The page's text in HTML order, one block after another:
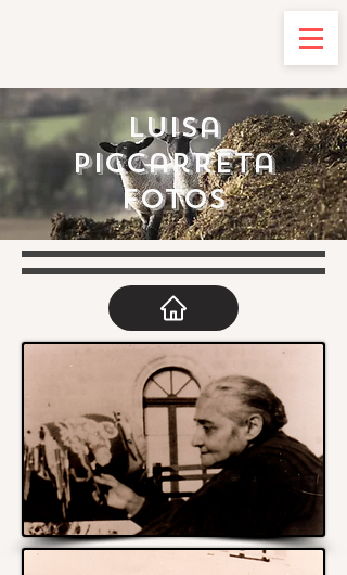
Luisa
Piccarreta
Fotos